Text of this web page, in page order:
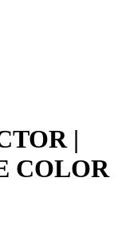
|
COLOR